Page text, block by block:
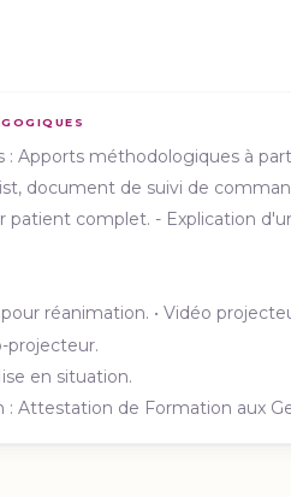
: Apports méthodologiques à
document de suivi de
patient complet. - Explication
réanimation. • Vidéo
projecteur.
en situation.
Attestation de Formation aux